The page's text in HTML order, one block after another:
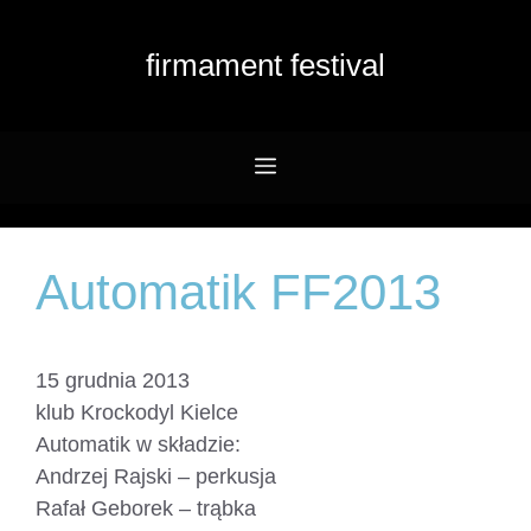
firmament festival
Menu
Automatik FF2013
15 grudnia 2013
klub Krockodyl Kielce
Automatik w składzie:
Andrzej Rajski – perkusja
Rafał Geborek – trąbka